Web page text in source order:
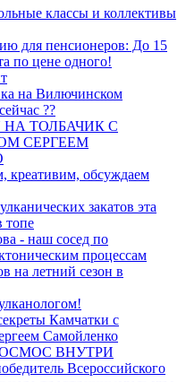
классы и коллективы
для пенсионеров: До 15
по цене одного!
на Вилючинском
??
ТОЛБАЧИК С
СЕРГЕЕМ
креативим, обсуждаем
закатов эта
топе
- наш сосед по
процессам
на летний сезон в
Камчатки с
Самойленко
ВНУТРИ
Всероссийского